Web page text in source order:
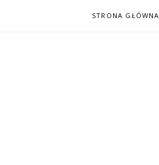
STRONA GŁÓWNA